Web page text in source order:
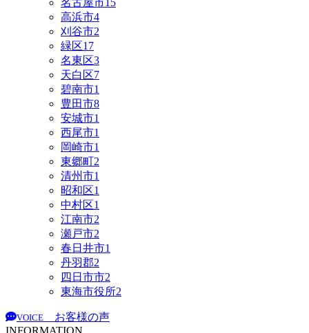
高浜市4
刈谷市2
緑区17
名東区3
天白区7
碧南市1
豊田市8
安城市1
西尾市1
岡崎市1
東郷町2
清州市1
昭和区1
中村区1
江南市2
瀬戸市2
春日井市1
丹羽郡2
四日市市2
東海市役所2
VOICE
お客様の声
INFORMATION